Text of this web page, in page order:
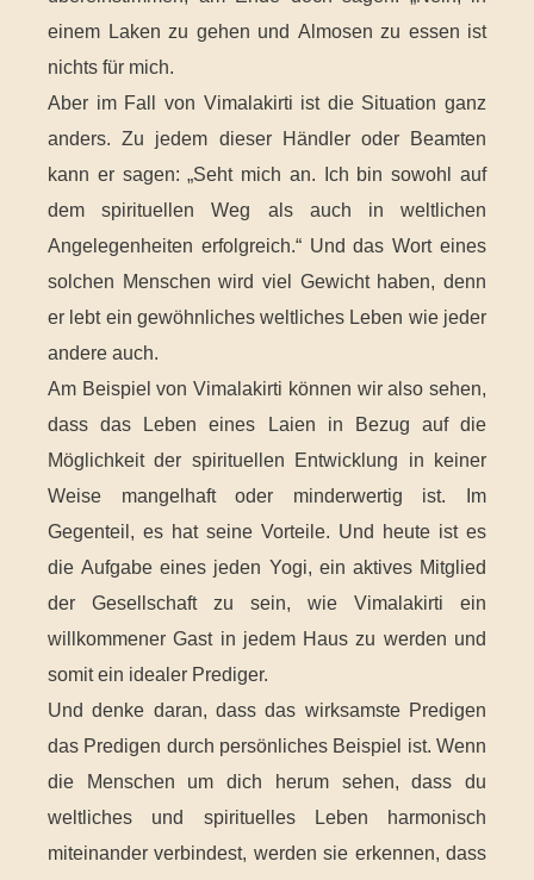
einem Laken zu gehen und Almosen zu essen ist
nichts für mich.
Aber im Fall von Vimalakirti ist die Situation ganz
anders. Zu jedem dieser Händler oder Beamten
kann er sagen: „Seht mich an. Ich bin sowohl auf
dem spirituellen Weg als auch in weltlichen
Angelegenheiten erfolgreich.“ Und das Wort eines
solchen Menschen wird viel Gewicht haben, denn
er lebt ein gewöhnliches weltliches Leben wie jeder
andere auch.
Am Beispiel von Vimalakirti können wir also sehen,
dass das Leben eines Laien in Bezug auf die
Möglichkeit der spirituellen Entwicklung in keiner
Weise mangelhaft oder minderwertig ist. Im
Gegenteil, es hat seine Vorteile. Und heute ist es
die Aufgabe eines jeden Yogi, ein aktives Mitglied
der Gesellschaft zu sein, wie Vimalakirti ein
willkommener Gast in jedem Haus zu werden und
somit ein idealer Prediger.
Und denke daran, dass das wirksamste Predigen
das Predigen durch persönliches Beispiel ist. Wenn
die Menschen um dich herum sehen, dass du
weltliches und spirituelles Leben harmonisch
miteinander verbindest, werden sie erkennen, dass